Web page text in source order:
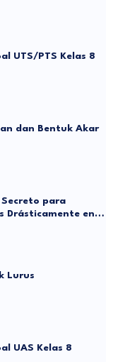
UTS/PTS Kelas 8
dan Bentuk Akar
Secreto para
Drásticamente en 3
Lurus
UAS Kelas 8